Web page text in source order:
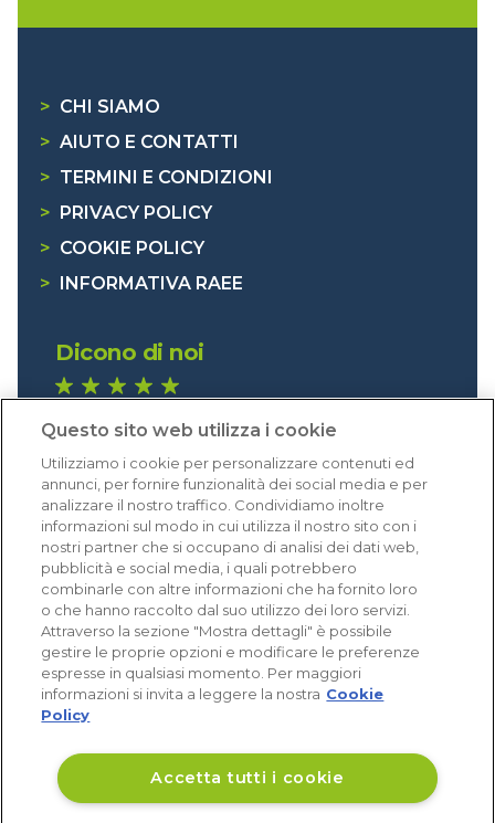
> CHI SIAMO
> AIUTO E CONTATTI
> TERMINI E CONDIZIONI
>
PRIVACY POLICY
> COOKIE POLICY
>
INFORMATIVA RAEE
Dicono di noi
Eccellente (4,8)
Acquisti verificati
Questo sito web utilizza i cookie
Utilizziamo i cookie per personalizzare contenuti ed
annunci, per fornire funzionalità dei social media e per
analizzare il nostro traffico. Condividiamo inoltre
informazioni sul modo in cui utilizza il nostro sito con i
nostri partner che si occupano di analisi dei dati web,
pubblicità e social media, i quali potrebbero
combinarle con altre informazioni che ha fornito loro
o che hanno raccolto dal suo utilizzo dei loro servizi.
Attraverso la sezione "Mostra dettagli" è possibile
gestire le proprie opzioni e modificare le preferenze
espresse in qualsiasi momento. Per maggiori
informazioni si invita a leggere la nostra Cookie
Policy
Accetta tutti i cookie